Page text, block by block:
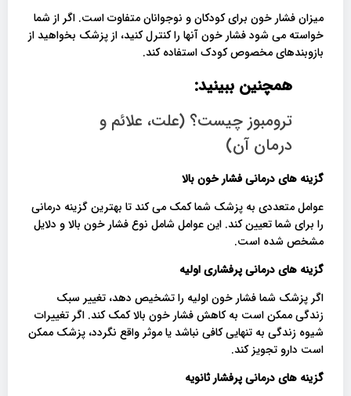
میزان فشار خون برای کودکان و نوجوانان متفاوت است. اگر از شما
خواسته می شود فشار خون آنها را کنترل کنید، از پزشک بخواهید از
بازوبندهای مخصوص کودک استفاده کند.
همچنین ببینید:
ترومبوز چیست؟ (علت، علائم و
درمان آن)
گزینه های درمانی فشار خون بالا
عوامل متعددی به پزشک شما کمک می کند تا بهترین گزینه درمانی
را برای شما تعیین کند. این عوامل شامل نوع فشار خون بالا و دلایل
مشخص شده است.
گزینه های درمانی پرفشاری اولیه
اگر پزشک شما فشار خون اولیه را تشخیص دهد، تغییر سبک
زندگی ممکن است به کاهش فشار خون بالا کمک کند. اگر تغییرات
شیوه زندگی به تنهایی کافی نباشد یا موثر واقع نگردد، پزشک ممکن
است دارو تجویز کند.
گزینه های درمانی پرفشار ثانویه